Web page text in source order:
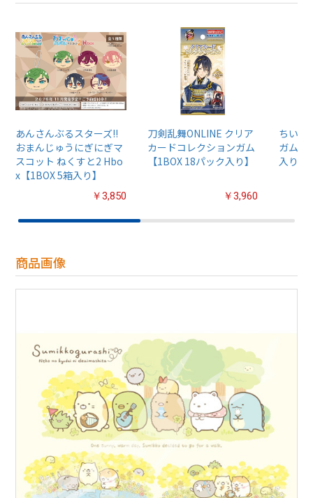
あんさんぶるスターズ!!
おまんじゅうにぎにぎマ
スコット ねくすと2 Hbo
x【1BOX 5箱入り】
￥3,850
刀剣乱舞ONLINE クリア
カードコレクションガム
【1BOX 18パック入り】
￥3,960
ちいか
ガム4
入り】
商品画像